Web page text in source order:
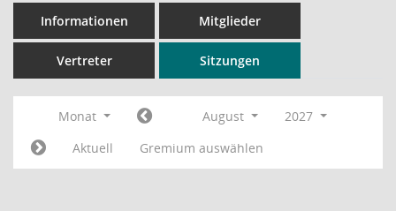
Informationen Mitglieder
Vertreter Sitzungen
Monat August
2027
Aktuell
Gremium auswählen